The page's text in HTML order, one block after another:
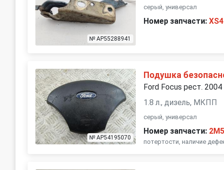
№ AP55288941
серый, универсал
Номер запчасти:
№ AP54195070
Подушка
Ford Focus рест. 2004
1.8 л., дизель, МКПП
серый, универсал
Номер запчасти:
потертости, наличие